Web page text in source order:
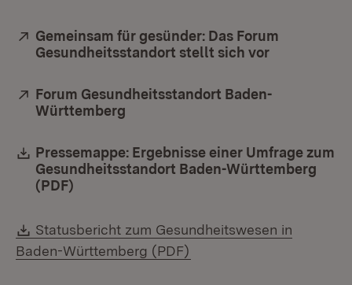
Extern:
Gemeinsam für gesünder: Das Forum
Gesundheitsstandort stellt sich vor
Extern:
Forum Gesundheitsstandort Baden-
Württemberg
Download:
Pressemappe: Ergebnisse einer Umfrage zum
Gesundheitsstandort Baden-Württemberg
(PDF)
Download:
Statusbericht zum Gesundheitswesen in
Baden-Württemberg (PDF)